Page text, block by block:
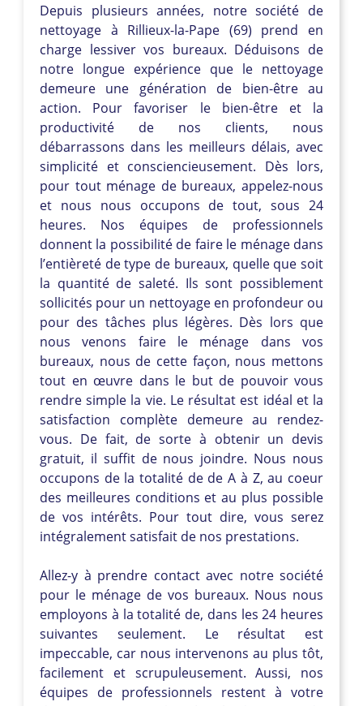
Depuis plusieurs années, notre société de
nettoyage à Rillieux-la-Pape (69) prend en
charge lessiver vos bureaux. Déduisons de
notre longue expérience que le nettoyage
demeure une génération de bien-être au
action. Pour favoriser le bien-être et la
productivité de nos clients, nous
débarrassons dans les meilleurs délais, avec
simplicité et consciencieusement. Dès lors,
pour tout ménage de bureaux, appelez-nous
et nous nous occupons de tout, sous 24
heures. Nos équipes de professionnels
donnent la possibilité de faire le ménage dans
l’entièreté de type de bureaux, quelle que soit
la quantité de saleté. Ils sont possiblement
sollicités pour un nettoyage en profondeur ou
pour des tâches plus légères. Dès lors que
nous venons faire le ménage dans vos
bureaux, nous de cette façon, nous mettons
tout en œuvre dans le but de pouvoir vous
rendre simple la vie. Le résultat est idéal et la
satisfaction complète demeure au rendez-
vous. De fait, de sorte à obtenir un devis
gratuit, il suffit de nous joindre. Nous nous
occupons de la totalité de de A à Z, au coeur
des meilleures conditions et au plus possible
de vos intérêts. Pour tout dire, vous serez
intégralement satisfait de nos prestations.
Allez-y à prendre contact avec notre société
pour le ménage de vos bureaux. Nous nous
employons à la totalité de, dans les 24 heures
suivantes seulement. Le résultat est
impeccable, car nous intervenons au plus tôt,
facilement et scrupuleusement. Aussi, nos
équipes de professionnels restent à votre